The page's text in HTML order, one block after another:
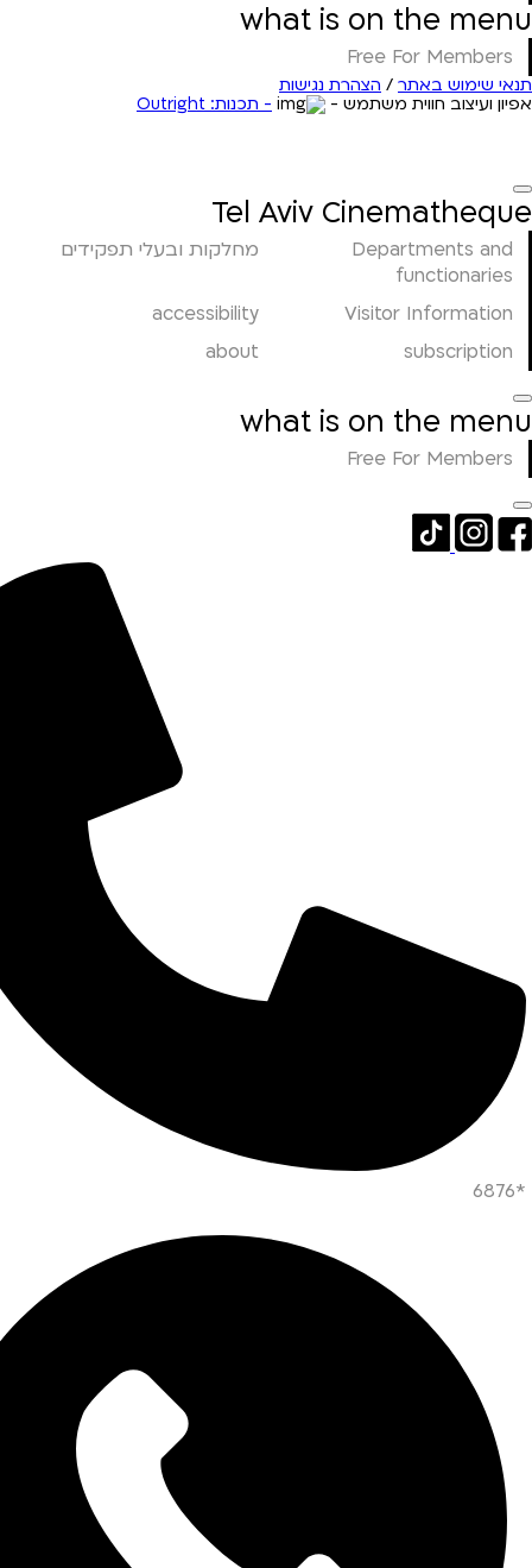
what is on the menu
Free For Members
תנאי שימוש באתר / הצהרת נגישות
אפיון ועיצוב חווית משתמש -
- תכנות: Outright
Tel Aviv Cinematheque
Departments and
functionaries
מחלקות ובעלי תפקידים
Visitor Information
accessibility
subscription
about
what is on the menu
Free For Members
*6876